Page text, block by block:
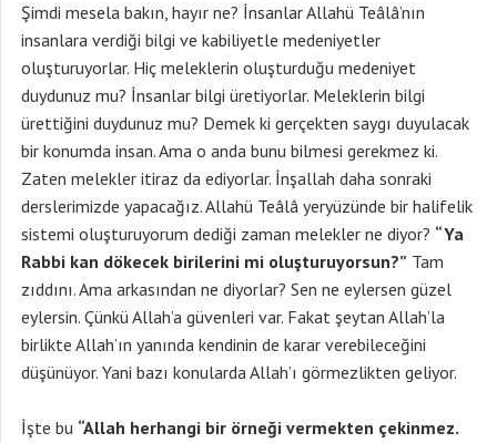
Şimdi mesela bakın, hayır ne? İnsanlar Allahü Teâlâ’nın
insanlara verdiği bilgi ve kabiliyetle medeniyetler
oluşturuyorlar. Hiç meleklerin oluşturduğu medeniyet
duydunuz mu? İnsanlar bilgi üretiyorlar. Meleklerin bilgi
ürettiğini duydunuz mu? Demek ki gerçekten saygı duyulacak
bir konumda insan. Ama o anda bunu bilmesi gerekmez ki.
Zaten melekler itiraz da ediyorlar. İnşallah daha sonraki
derslerimizde yapacağız. Allahü Teâlâ yeryüzünde bir halifelik
sistemi oluşturuyorum dediği zaman melekler ne diyor? “Ya
Rabbi kan dökecek birilerini mi oluşturuyorsun?” Tam
zıddını. Ama arkasından ne diyorlar? Sen ne eylersen güzel
eylersin. Çünkü Allah’a güvenleri var. Fakat şeytan Allah’la
birlikte Allah’ın yanında kendinin de karar verebileceğini
düşünüyor. Yani bazı konularda Allah’ı görmezlikten geliyor.
İşte bu “Allah herhangi bir örneği vermekten çekinmez.